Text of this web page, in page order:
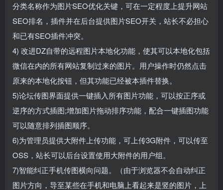
分类名称作为图片SEO优化关键，可在一定程度上提升网站
SEO排名，插件并在后台提供图片SEO开关，站长不必担心
和已有SEO插件冲突。
4) 改进DZ自带的远程图片本地化功能，使其可以本地化包括
微信在内的所有网站复制过来的图片。用户操作时仍然点击
原来的本地化按钮，但其功能已经被本插件替换。
5)论坛传图界面提供一键插入所有图片功能，可以按正序或
逆序的方式插图;增加图片拖动排序功能，配合一键插图功能
可以随意排列插图顺序。
6)为管理员提供大附件上传功能，可上传3G附件，可以传至
OSS，站长可以后台设置使用大附件的用户组。
7)智能纠正手机传图横向问题。（由于浏览器不会自动纠正
图片方向，导至某些在手机和电脑上看起来是竖的图片，上